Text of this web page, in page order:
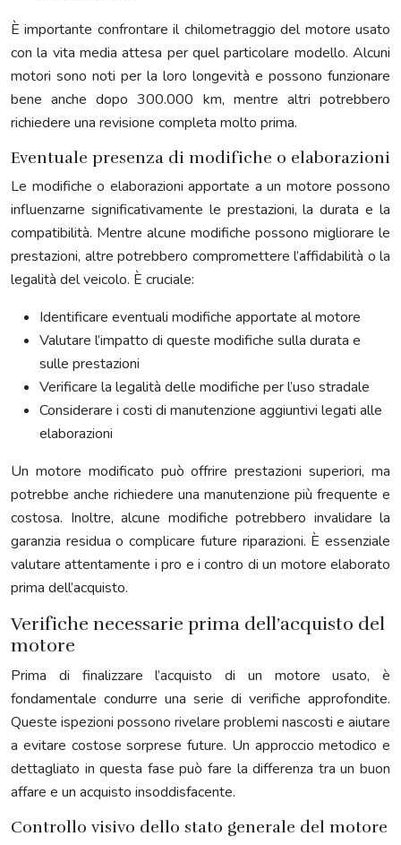
È importante confrontare il chilometraggio del motore usato
con la vita media attesa per quel particolare modello. Alcuni
motori sono noti per la loro longevità e possono funzionare
bene anche dopo 300.000 km, mentre altri potrebbero
richiedere una revisione completa molto prima.
Eventuale presenza di modifiche o elaborazioni
Le modifiche o elaborazioni apportate a un motore possono
influenzarne significativamente le prestazioni, la durata e la
compatibilità. Mentre alcune modifiche possono migliorare le
prestazioni, altre potrebbero compromettere l’affidabilità o la
legalità del veicolo. È cruciale:
Identificare eventuali modifiche apportate al motore
Valutare l’impatto di queste modifiche sulla durata e
sulle prestazioni
Verificare la legalità delle modifiche per l’uso stradale
Considerare i costi di manutenzione aggiuntivi legati alle
elaborazioni
Un motore modificato può offrire prestazioni superiori, ma
potrebbe anche richiedere una manutenzione più frequente e
costosa. Inoltre, alcune modifiche potrebbero invalidare la
garanzia residua o complicare future riparazioni. È essenziale
valutare attentamente i pro e i contro di un motore elaborato
prima dell’acquisto.
Verifiche necessarie prima dell’acquisto del
motore
Prima di finalizzare l’acquisto di un motore usato, è
fondamentale condurre una serie di verifiche approfondite.
Queste ispezioni possono rivelare problemi nascosti e aiutare
a evitare costose sorprese future. Un approccio metodico e
dettagliato in questa fase può fare la differenza tra un buon
affare e un acquisto insoddisfacente.
Controllo visivo dello stato generale del motore